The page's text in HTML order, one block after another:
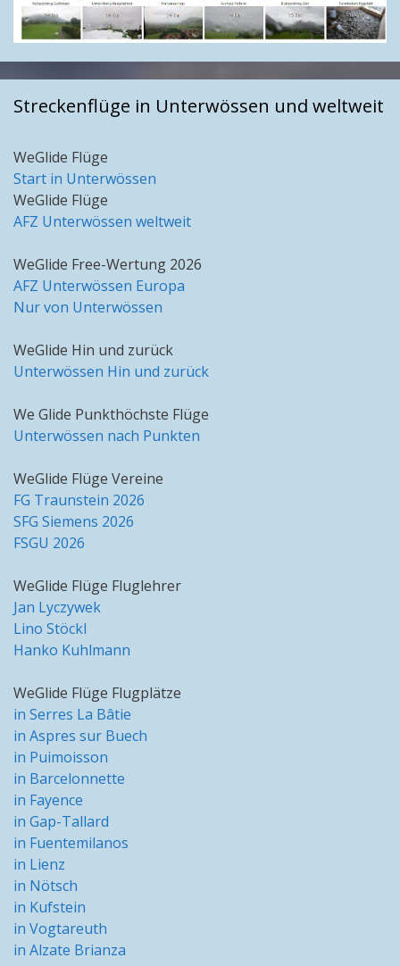
Streckenflüge in Unterwössen und weltweit
WeGlide Flüge
Start in Unterwössen
WeGlide Flüge
AFZ Unterwössen weltweit
WeGlide Free-Wertung 2026
AFZ Unterwössen Europa
Nur von Unterwössen
WeGlide Hin und zurück
Unterwössen Hin und zurück
We Glide Punkthöchste Flüge
Unterwössen nach Punkten
WeGlide Flüge Vereine
FG Traunstein 2026
SFG Siemens 2026
FSGU 2026
WeGlide Flüge Fluglehrer
Jan Lyczywek
Lino Stöckl
Hanko Kuhlmann
WeGlide Flüge Flugplätze
in Serres La Bâtie
in Aspres sur Buech
in Puimoisson
in Barcelonnette
in Fayence
in Gap-Tallard
in Fuentemilanos
in Lienz
in Nötsch
in Kufstein
in Vogtareuth
in Alzate Brianza